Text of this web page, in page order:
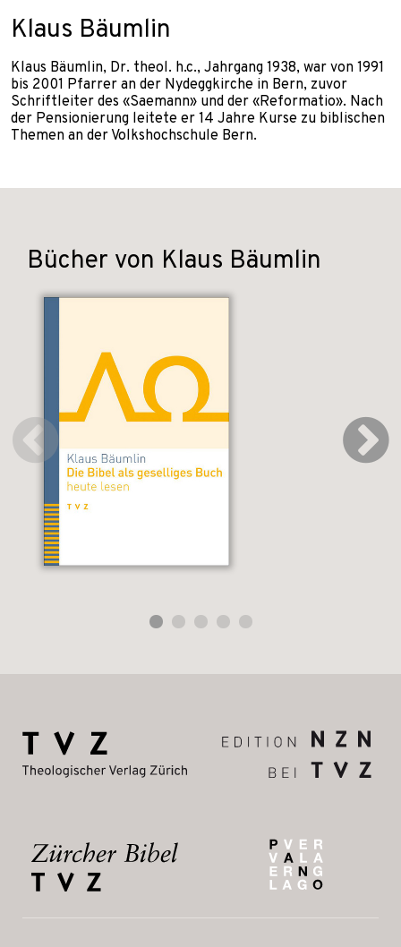
Klaus Bäumlin
Klaus Bäumlin, Dr. theol. h.c., Jahrgang 1938, war von 1991
bis 2001 Pfarrer an der Nydeggkirche in Bern, zuvor
Schriftleiter des «Saemann» und der «Reformatio». Nach
der Pensionierung leitete er 14 Jahre Kurse zu biblischen
Themen an der Volkshochschule Bern.
Bücher von Klaus Bäumlin